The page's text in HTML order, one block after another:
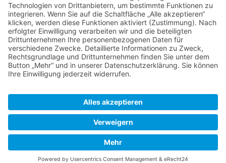
* Alle Preise inkl. gesetzl. Mehrwertsteuer, inkl.
Versandkosten
FAQ Händler Login
Hilfe / Unterstützung
Newsletter
Warum WACCEX?
Kundeninformationen
Datenschutzerklärung Impressum
Versand- und Zahlungsbedingungen